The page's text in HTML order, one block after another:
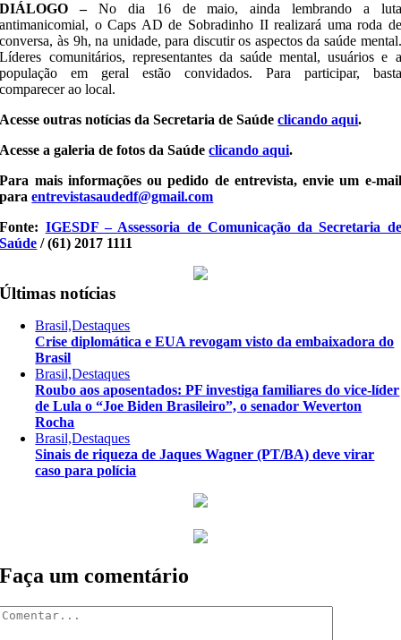
DIÁLOGO –No dia 16 de maio, ainda lembrando a luta
antimanicomial, o Caps AD de Sobradinho II realizará uma roda de
conversa, às 9h, na unidade, para discutir os aspectos da saúde mental.
Líderes comunitários, representantes da saúde mental, usuários e a
população em geral estão convidados. Para participar, basta
comparecer ao local.
Acesse outras notícias da Secretaria de Saúdeclicando aqui.
Acesse a galeria de fotos da Saúdeclicando aqui.
Para mais informações ou pedido de entrevista, envie um e-mail
paraentrevistasaudedf@gmail.com
Fonte: IGESDF – Assessoria de Comunicação da Secretaria de
Saúde / (61) 2017 1111
Últimas notícias
Brasil,Destaques
Crise diplomática e EUA revogam visto da embaixadora do
Brasil
Brasil,Destaques
Roubo aos aposentados: PF investiga familiares do vice-líder
de Lula o “Joe Biden Brasileiro”, o senador Weverton
Rocha
Brasil,Destaques
Sinais de riqueza de Jaques Wagner (PT/BA) deve virar
caso para polícia
Faça um comentário